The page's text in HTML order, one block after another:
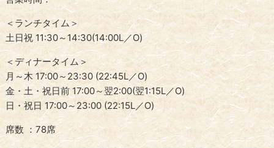
＜ランチタイム＞
土日祝 11:30～14:30(14:00L／O)
＜ディナータイム＞
月～木 17:00～23:30 (22:45L／O)
金・土・祝日前 17:00～翌2:00(翌1:15L／O)
日・祝日 17:00～23:00 (22:15L／O)
席数 ：78席